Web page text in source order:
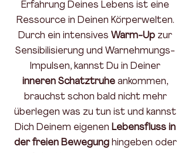
Erfahrung Deines Lebens ist eine
Ressource in Deinen Körperwelten.
Durch ein intensives Warm-Up zur
Sensibilisierung und Warnehmungs-
Impulsen, kannst Du in Deiner
inneren Schatztruhe ankommen,
brauchst schon bald nicht mehr
überlegen was zu tun ist und kannst
Dich Deinem eigenen Lebensfluss in
der freien Bewegung hingeben oder